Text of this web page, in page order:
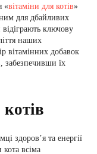
«вітаміни для котів»
для дбайливих
ключову
наших
вітамінних добавок
забезпечивши їх
здоров’я та енергії
всіма